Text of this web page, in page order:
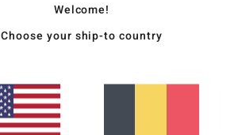
Welcome!
Choose your ship-to country